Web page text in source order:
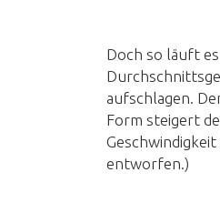
Doch so läuft
aufschlagen.
Form steigert
entworfen.)